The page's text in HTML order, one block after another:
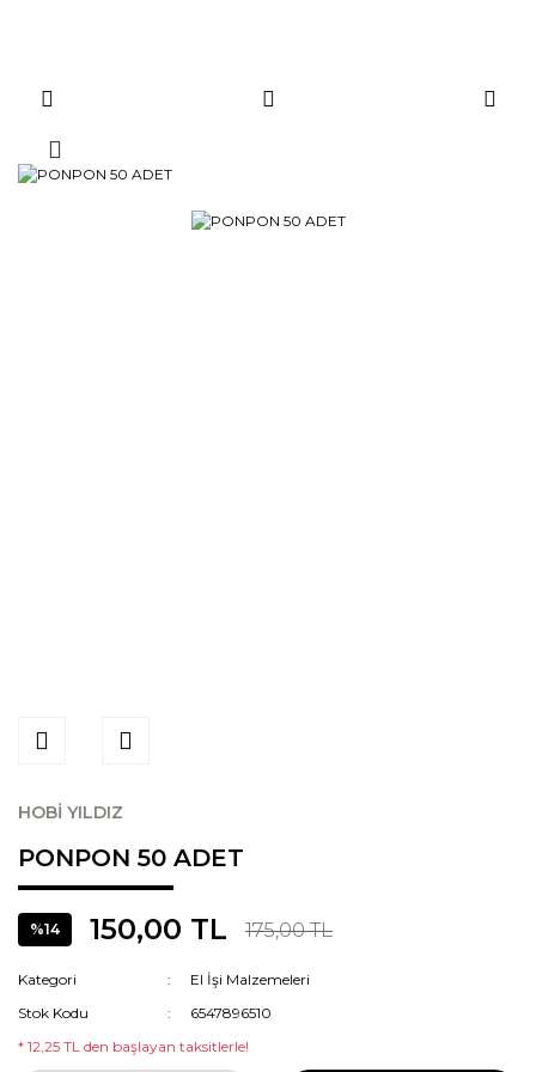
HOBİ YILDIZ
PONPON 50 ADET
%14 150,00 TL 175,00 TL
Kategori
El İşi Malzemeleri
Stok Kodu
6547896510
* 12,25 TL den başlayan taksitlerle!